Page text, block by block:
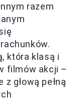
razem
która klasą i
filmów akcji –
głową pełną